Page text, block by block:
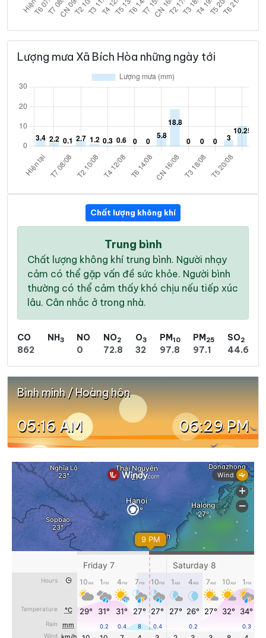
Lượng mưa Xã Bích Hòa những ngày tới
Chất lượng không khí
Trung bình
Chất lượng không khí trung bình. Người nhạy
cảm có thể gặp vấn đề sức khỏe. Người bình
thường có thể cảm thấy khó chịu nếu tiếp xúc
lâu. Cân nhắc ở trong nhà.
CO
862
NH3
NO
0
NO2
72.8
O3
32
PM10
97.8
PM25
97.1
SO2
44.6
Bình minh / Hoàng hôn
05:16 AM 06:29 PM